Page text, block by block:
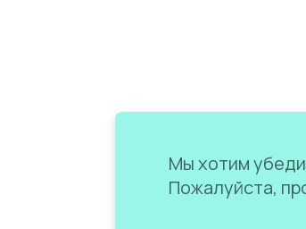
Мы хотим
Пожалуйста,